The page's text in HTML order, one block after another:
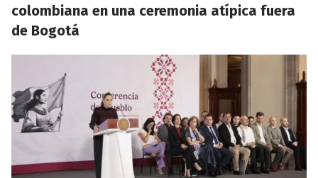
colombiana en una ceremonia atípica fuera
de Bogotá